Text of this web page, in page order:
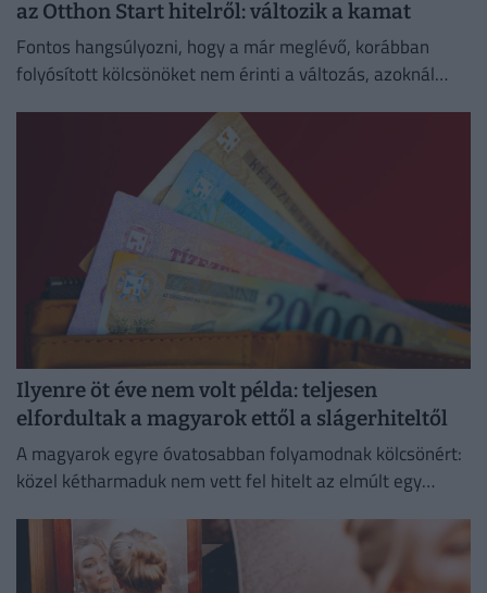
az Otthon Start hitelről: változik a kamat
Fontos hangsúlyozni, hogy a már meglévő, korábban
folyósított kölcsönöket nem érinti a változás, azoknál
Ilyenre öt éve nem volt példa: teljesen
elfordultak a magyarok ettől a slágerhiteltől
A magyarok egyre óvatosabban folyamodnak kölcsönért:
közel kétharmaduk nem vett fel hitelt az elmúlt egy